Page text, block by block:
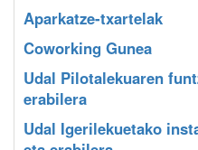
Aparkatze-txartelak
Coworking Gunea
Udal Pilotalekuaren
erabilera
Udal Igerilekuetako